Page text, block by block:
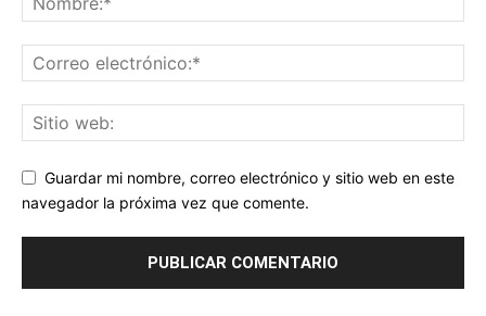
Guardar mi nombre, correo electrónico y sitio web en este
navegador la próxima vez que comente.